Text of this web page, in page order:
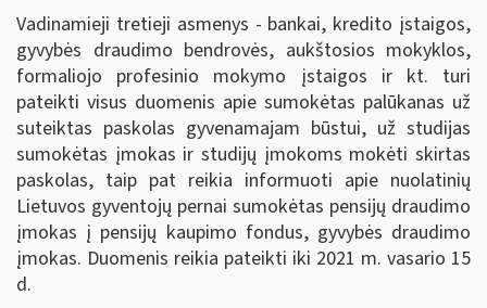
Vadinamieji tretieji asmenys - bankai, kredito įstaigos,
gyvybės draudimo bendrovės, aukštosios mokyklos,
formaliojo profesinio mokymo įstaigos ir kt. turi
pateikti visus duomenis apie sumokėtas palūkanas už
suteiktas paskolas gyvenamajam būstui, už studijas
sumokėtas įmokas ir studijų įmokoms mokėti skirtas
paskolas, taip pat reikia informuoti apie nuolatinių
Lietuvos gyventojų pernai sumokėtas pensijų draudimo
įmokas į pensijų kaupimo fondus, gyvybės draudimo
įmokas. Duomenis reikia pateikti iki 2021 m. vasario 15
d.